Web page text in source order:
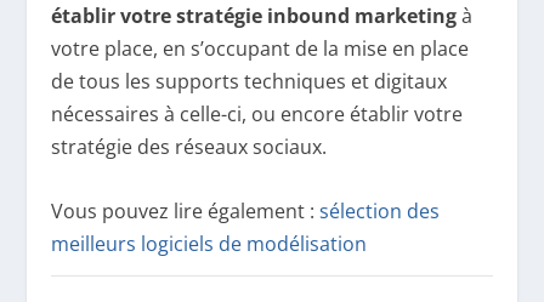
établir votre stratégie inbound marketingà
votre place, en s’occupant de la mise en place
de tous les supports techniques et digitaux
nécessaires à celle-ci, ou encore établir votre
stratégie des réseaux sociaux.
Vous pouvez lire également :sélection des
meilleurs logiciels de modélisation